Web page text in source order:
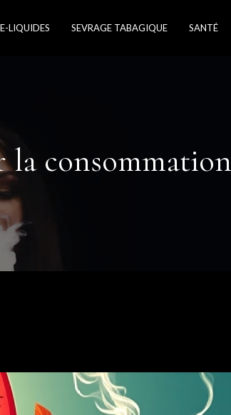
E-LIQUIDES SEVRAGE TABAGIQUE SANTÉ